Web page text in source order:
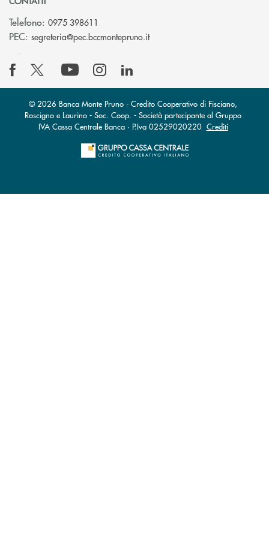
Telefono: 0975 398611
PEC: segreteria@pec.bccmontepruno.it(si apre l’app di posta
© 2026 Banca Monte Pruno - Credito Cooperativo di Fisciano,
Roscigno e Laurino - Soc. Coop. - Società partecipante al Gruppo
IVA Cassa Centrale Banca · P.Iva 02529020220 Crediti